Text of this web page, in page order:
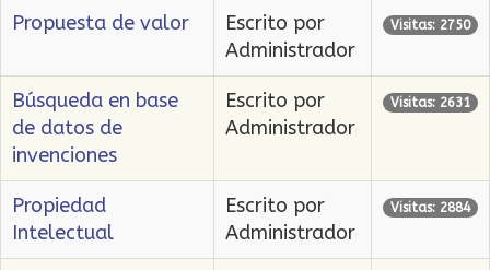
Propuesta de valor
Escrito por
Administrador
Visitas: 2750
Búsqueda en base
de datos de
invenciones
Escrito por
Administrador
Visitas: 2631
Propiedad
Intelectual
Escrito por
Administrador
Visitas: 2884